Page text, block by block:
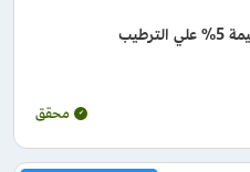
كود خصم ماي الورد وعد التركي بقيمة 5% علي الترطيب
محقق